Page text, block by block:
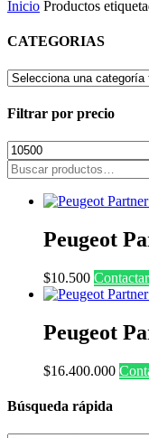
Inicio Productos
CATEGORIAS
Filtrar por precio
Precio
mínimo
Buscar
por:
Peugeot
$10.500
Peugeot
$16.400.000
Búsqueda rápida